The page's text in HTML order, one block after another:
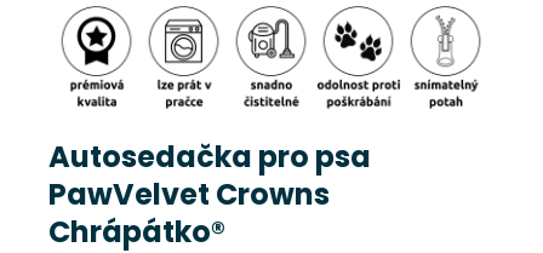
Autosedačka pro psa
PawVelvet Crowns
Chrápátko®